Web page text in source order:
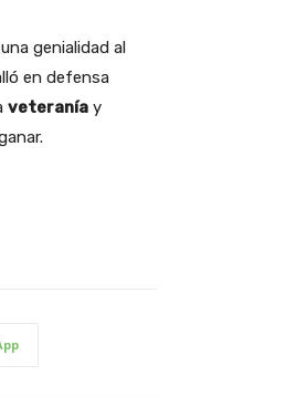
genialidad al
en defensa
veteranía y